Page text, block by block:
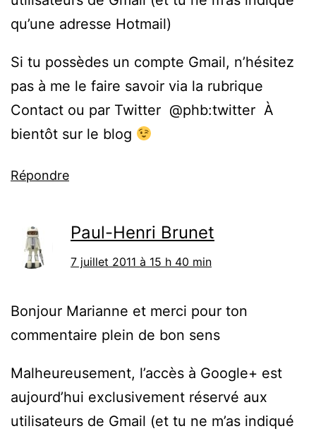
qu’une adresse Hotmail)
Si tu possèdes un compte Gmail, n’hésitez
pas à me le faire savoir via la rubrique
Contact ou par Twitter @phb:twitter À
bientôt sur le blog
Répondre
Paul-Henri Brunet
7 juillet 2011 à 15 h 40 min
Bonjour Marianne et merci pour ton
commentaire plein de bon sens
Malheureusement, l’accès à Google+ est
aujourd’hui exclusivement réservé aux
utilisateurs de Gmail (et tu ne m’as indiqué